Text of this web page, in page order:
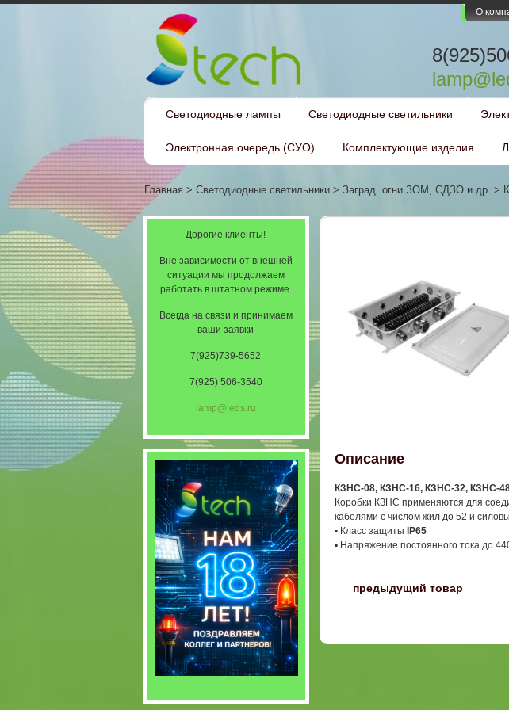
О
Светодиодные лампы Светодиодные светильники
Электронная очередь (СУО) Комплектующие изделия
Главная > Светодиодные светильники > Заград. огни ЗОМ, СДЗО и др. >
Описание
КЗНС-08, КЗНС-16, КЗНС-32, КЗНС-
Коробки КЗНС применяются для
кабелями с числом жил до 52 и
▪ Класс защиты
IP65
▪ Напряжение постоянного тока до
предыдущий товар
Дорогие клиенты!
Вне зависимости от внешней
ситуации мы продолжаем
работать в штатном режиме.
Всегда на связи и принимаем
ваши заявки
7(925)739-5652
7(925) 506-3540
lamp@leds.ru